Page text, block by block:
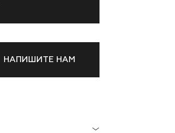
НАПИШИТЕ НАМ